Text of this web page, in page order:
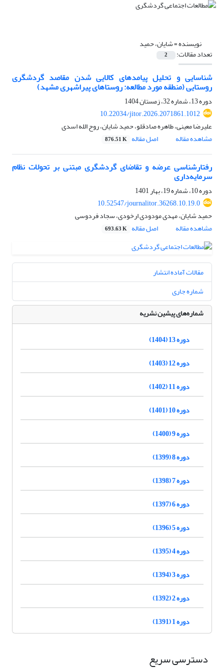
نویسنده =شایان، حمید
تعداد مقالات: 2
شناسایی و تحلیل پیامد‌های کالایی شدن مقاصد گردشگری
روستایی (منطقه مورد مطالعه: روستاهای پیراشهری مشهد)
دوره 13، شماره 32، زمستان 1404
10.22034/jitor.2026.2071861.1012
علیرضا معینی، طاهره صادقلو، حمید شایان، روح الله اسدی
مشاهده مقاله
اصل مقاله 876.51 K
رفتارشناسی عرضه و تقاضای گردشگری مبتنی بر تحولات نظام
سرمایه‌داری
دوره 10، شماره 19، بهار 1401
10.52547/journalitor.36268.10.19.0
حمید شایان، مهدی مودودی ارخودی، سجاد فردوسی
مشاهده مقاله
اصل مقاله 693.63 K
مقالات آماده انتشار
شماره جاری
شماره‌های پیشین نشریه
دوره 13 (1404)
دوره 12 (1403)
دوره 11 (1402)
دوره 10 (1401)
دوره 9 (1400)
دوره 8 (1399)
دوره 7 (1398)
دوره 6 (1397)
دوره 5 (1396)
دوره 4 (1395)
دوره 3 (1394)
دوره 2 (1392)
دوره 1 (1391)
دسترسی سریع